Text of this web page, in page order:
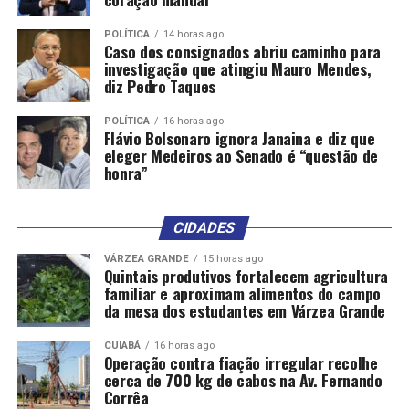
Vantagens
Não há exigência de contragarantias (ativos que o
exportador tem de oferecer para obter o seguro);
Modalidade de garantia adicional, que pode ser
útil às empresas com dificuldade em obter outros
tipos de garantias;
exportador;
Não há valor mínimo de exportação;
Não há restrição de produtos ou serviços
elegíveis.
Prazo de cobertura
Na fase pós-embarque, o SCE cobre operações de
POLÍTICA 14 horas ago
Caso dos consignados abriu caminho para
investigação que atingiu Mauro Mendes,
diz Pedro Taques
POLÍTICA 16 horas ago
Flávio Bolsonaro ignora Janaina e diz que
eleger Medeiros ao Senado é “questão de
honra”
CIDADES
VÁRZEA GRANDE 15 horas ago
Quintais produtivos fortalecem agricultura
familiar e aproximam alimentos do campo
da mesa dos estudantes em Várzea Grande
CUIABÁ 16 horas ago
Operação contra fiação irregular recolhe
cerca de 700 kg de cabos na Av. Fernando
Corrêa